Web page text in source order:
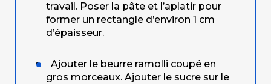
travail. Poser la pâte et l’aplatir pour
former un rectangle d’environ 1 cm
d’épaisseur.
Ajouter le beurre ramolli coupé en
gros morceaux. Ajouter le sucre sur le